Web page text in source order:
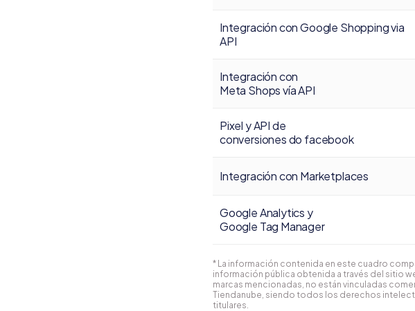
Integración con Google Shopping via
API
Integración con
Meta Shops vía API
Pixel y API de
conversiones do facebook
Integración con Marketplaces
Google Analytics y
Google Tag Manager
* La información contenida en este cuadro
información pública obtenida a través del sitio
marcas mencionadas, no están vinculadas
Tiendanube, siendo todos los derechos
titulares.